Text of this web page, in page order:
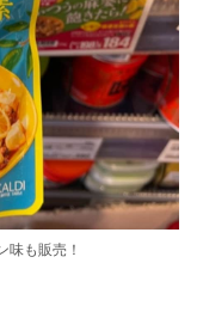
味も販売！